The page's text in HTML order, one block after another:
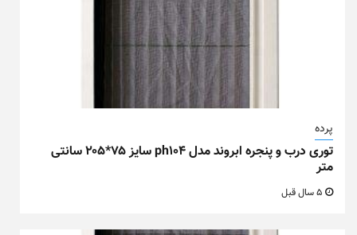
پرده
توری درب و پنجره ابروند مدل ph104 سایز ۷۵*۲۰۵ سانتی
متر